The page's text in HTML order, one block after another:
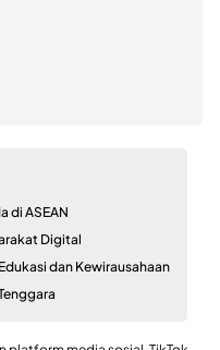
di ASEAN
Digital
dan Kewirausahaan